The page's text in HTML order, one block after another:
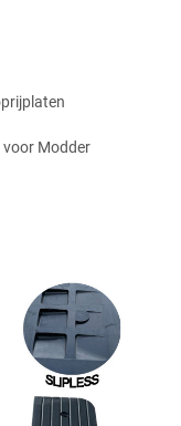
Modder